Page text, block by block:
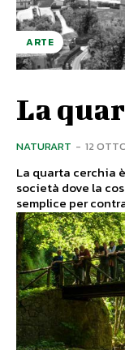
ARTE
La
NATURART - 12
La quarta cerchia
società dove la
semplice per